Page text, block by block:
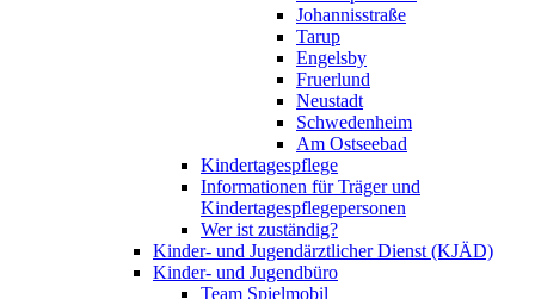
Johannisstraße
Tarup
Engelsby
Fruerlund
Neustadt
Schwedenheim
Am Ostseebad
Kindertagespflege
Informationen für Träger und
Kindertagespflegepersonen
Wer ist zuständig?
Kinder- und Jugendärztlicher Dienst (KJÄD)
Kinder- und Jugendbüro
Team Spielmobil